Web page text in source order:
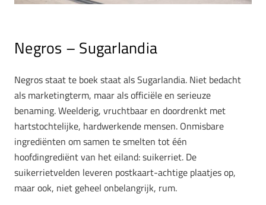
Negros – Sugarlandia
Negros staat te boek staat als Sugarlandia. Niet bedacht
als marketingterm, maar als officiële en serieuze
benaming. Weelderig, vruchtbaar en doordrenkt met
hartstochtelijke, hardwerkende mensen. Onmisbare
ingrediënten om samen te smelten tot één
hoofdingrediënt van het eiland: suikerriet. De
suikerrietvelden leveren postkaart-achtige plaatjes op,
maar ook, niet geheel onbelangrijk, rum.